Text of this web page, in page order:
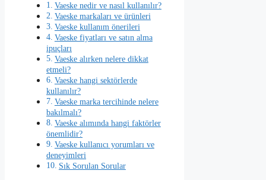
Vaeske nedir ve nasıl kullanılır?
Vaeske markaları ve ürünleri
Vaeske kullanım önerileri
Vaeske fiyatları ve satın alma
ipuçları
Vaeske alırken nelere dikkat
etmeli?
Vaeske hangi sektörlerde
kullanılır?
Vaeske marka tercihinde nelere
bakılmalı?
Vaeske alımında hangi faktörler
önemlidir?
Vaeske kullanıcı yorumları ve
deneyimleri
Sık Sorulan Sorular